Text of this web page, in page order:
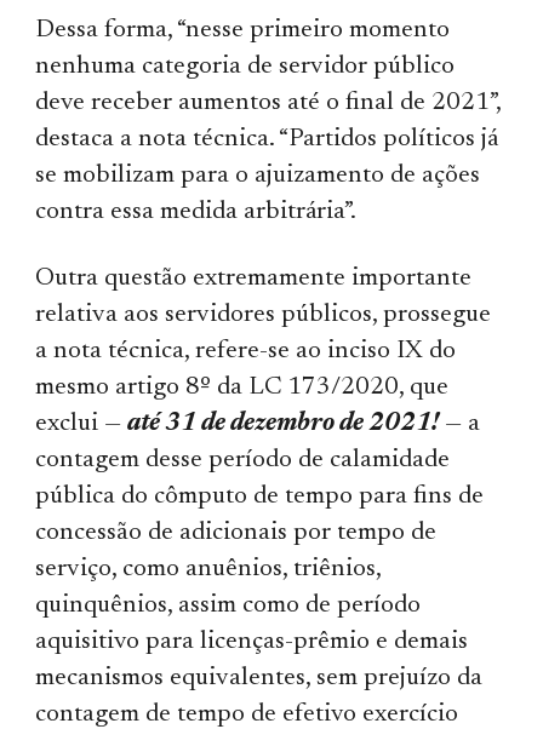
Dessa forma, “nesse primeiro momento
nenhuma categoria de servidor público
deve receber aumentos até o final de 2021”,
destaca a nota técnica. “Partidos políticos já
se mobilizam para o ajuizamento de ações
contra essa medida arbitrária”.
Outra questão extremamente importante
relativa aos servidores públicos, prossegue
a nota técnica, refere-se ao inciso IX do
mesmo artigo 8º da LC 173/2020, que
exclui —até 31 de dezembro de 2021!— a
contagem desse período de calamidade
pública do cômputo de tempo para fins de
concessão de adicionais por tempo de
serviço, como anuênios, triênios,
quinquênios, assim como de período
aquisitivo para licenças-prêmio e demais
mecanismos equivalentes, sem prejuízo da
contagem de tempo de efetivo exercício